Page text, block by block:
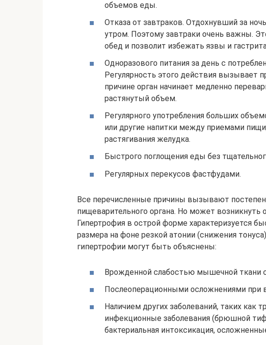
объемов еды.
Отказа от завтраков. Отдохнувший за
утром. Поэтому завтраки очень важны.
обед и позволит избежать язвы и
Одноразового питания за день с
Регулярность этого действия вызывает
причине орган начинает медленно
растянутый объем.
Регулярного употребления больших
или другие напитки между приемами
растягивания желудка.
Быстрого поглощения еды без
Регулярных перекусов фастфудами.
Все перечисленные причины вызывают
пищеварительного органа. Но может возникнуть
Гипертрофия в острой форме характеризуется
размера на фоне резкой атонии (снижения
гипертрофии могут быть объяснены:
Врожденной слабостью мышечной ткани
Послеоперационными осложнениями
Наличием других заболеваний, таких как
инфекционные заболевания (брюшной
бактериальная интоксикация,